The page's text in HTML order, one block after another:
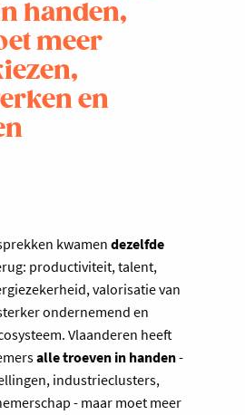
handen,
meer
en
kwamen dezelfde
productiviteit, talent,
valorisatie van
ondernemend en
Vlaanderen heeft
alle troeven in handen-
industrieclusters,
- maar moet meer